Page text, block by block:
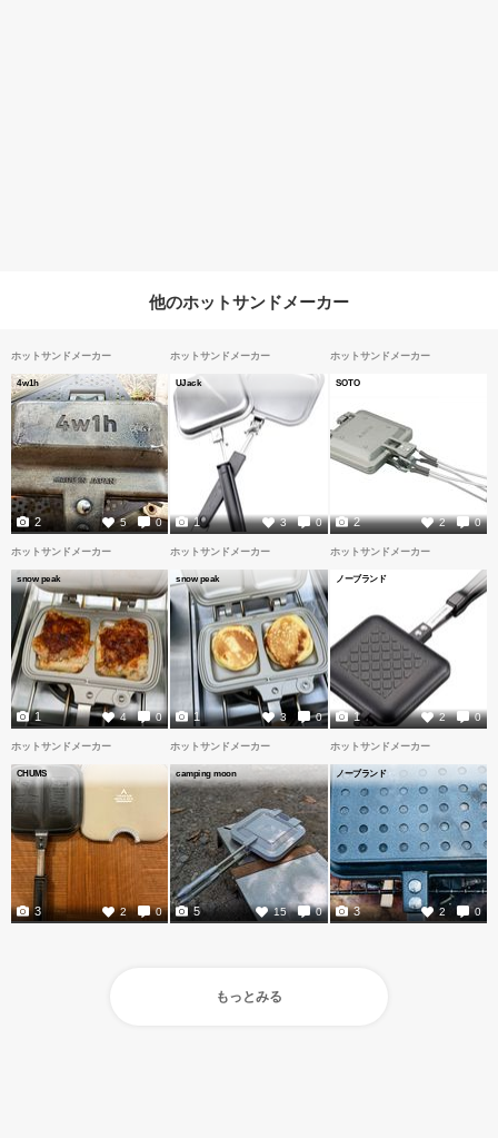
他のホットサンドメーカー
ホットサンドメーカー
4w1h
5 0
2
ホットサンドメーカー
UJack
3 0
1
ホットサンドメーカー
SOTO
2 0
2
ホットサンドメーカー
snow peak
4 0
1
ホットサンドメーカー
snow peak
3 0
1
ホットサンドメーカー
ノーブランド
2 0
1
ホットサンドメーカー
CHUMS
2 0
3
ホットサンドメーカー
camping moon
15 0
5
ホットサンドメーカー
ノーブランド
2 0
3
もっとみる